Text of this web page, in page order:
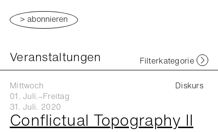
Veranstaltungen Filterkategorie
Mittwoch
01. Juli.–Freitag
31. Juli. 2020
Conflictual Topography II
Diskurs